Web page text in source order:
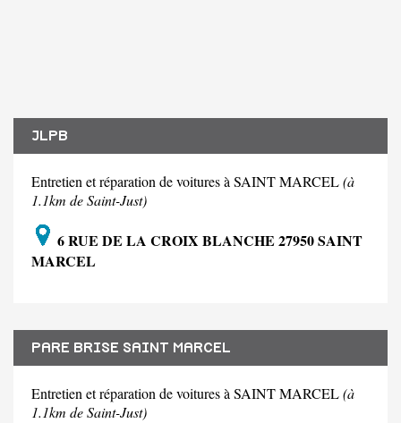
JLPB
Entretien et réparation de voitures à SAINT MARCEL(à
1.1km de Saint-Just)
6 RUE DE LA CROIX BLANCHE 27950 SAINT
MARCEL
PARE BRISE SAINT MARCEL
Entretien et réparation de voitures à SAINT MARCEL(à
1.1km de Saint-Just)